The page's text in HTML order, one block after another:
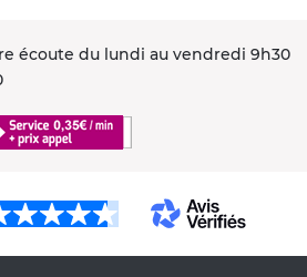
écoute du lundi au vendredi 9h30